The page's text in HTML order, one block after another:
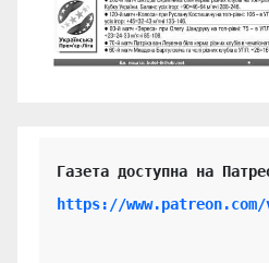
https://